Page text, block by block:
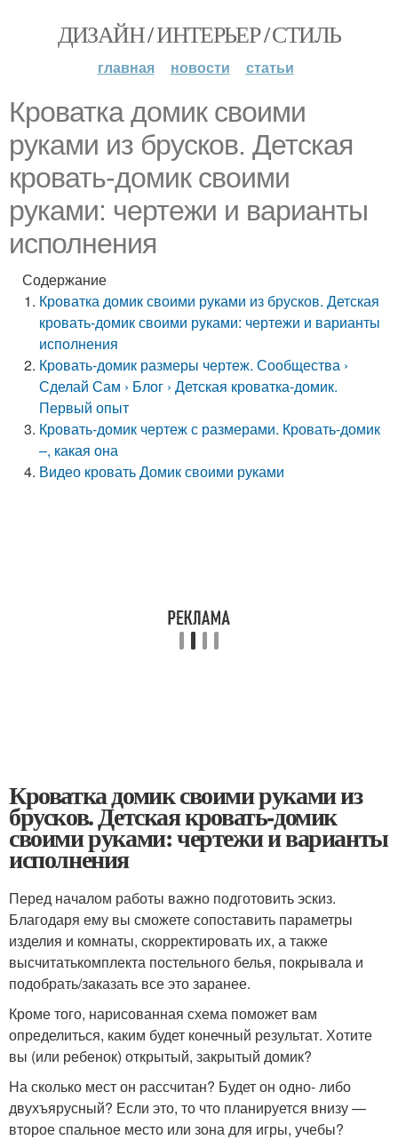
ДИЗАЙН / ИНТЕРЬЕР / СТИЛЬ
главная новости статьи
Кроватка домик своими
руками из брусков. Детская
кровать-домик своими
руками: чертежи и варианты
исполнения
Содержание
Кроватка домик своими руками из брусков. Детская
кровать-домик своими руками: чертежи и варианты
исполнения
Кровать-домик размеры чертеж. Сообщества ›
Сделай Сам › Блог › Детская кроватка-домик.
Первый опыт
Кровать-домик чертеж с размерами. Кровать-домик
–, какая она
Видео кровать Домик своими руками
Кроватка домик своими руками из
брусков. Детская кровать-домик
своими руками: чертежи и варианты
исполнения
Перед началом работы важно подготовить эскиз.
Благодаря ему вы сможете сопоставить параметры
изделия и комнаты, скорректировать их, а также
высчитатькомплекта постельного белья, покрывала и
подобрать/заказать все это заранее.
Кроме того, нарисованная схема поможет вам
определиться, каким будет конечный результат. Хотите
вы (или ребенок) открытый, закрытый домик?
На сколько мест он рассчитан? Будет он одно- либо
двухъярусный? Если это, то что планируется внизу —
второе спальное место или зона для игры, учебы?